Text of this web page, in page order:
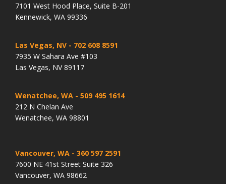
7101 West Hood Place, Suite B-201
Kennewick, WA 99336
Las Vegas, NV - 702 608 8591
7935 W Sahara Ave #103
Las Vegas, NV 89117
Wenatchee, WA - 509 495 1614
212 N Chelan Ave
Wenatchee, WA 98801
Vancouver, WA - 360 597 2591
7600 NE 41st Street Suite 326
Vancouver, WA 98662